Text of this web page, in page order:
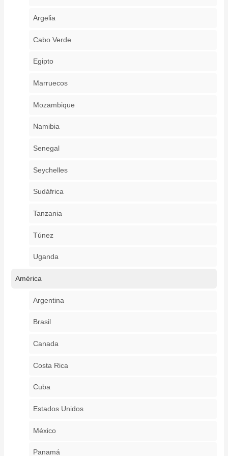
Argelia
Cabo Verde
Egipto
Marruecos
Mozambique
Namibia
Senegal
Seychelles
Sudáfrica
Tanzania
Túnez
Uganda
América
Argentina
Brasil
Canada
Costa Rica
Cuba
Estados Unidos
México
Panamá